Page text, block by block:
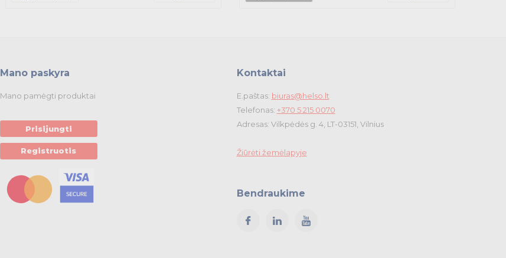
Mano paskyra
Mano pamėgti produktai
Prisijungti
Registruotis
Kontaktai
E.paštas: biuras@helso.lt
Telefonas: +370 5 215 0070
Adresas: Vilkpėdės g. 4, LT-03151, Vilnius
Žiūrėti žemėlapyje
Bendraukime